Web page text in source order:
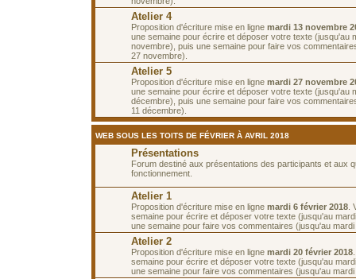
Atelier 4
Proposition d'écriture mise en ligne mardi 13 novembre
une semaine pour écrire et déposer votre texte (jusqu'au
novembre), puis une semaine pour faire vos
27 novembre).
Atelier 5
Proposition d'écriture mise en ligne mardi 27 novembre
une semaine pour écrire et déposer votre texte (jusqu'au
décembre), puis une semaine pour faire vos
11 décembre).
WEB SOUS LES TOITS DE FÉVRIER À AVRIL 2018
Présentations
Forum destiné aux présentations des participants et aux
fonctionnement.
Atelier 1
Proposition d'écriture mise en ligne mardi 6 février 2018
semaine pour écrire et déposer votre texte (jusqu'au
une semaine pour faire vos commentaires (jusqu'au
Atelier 2
Proposition d'écriture mise en ligne mardi 20 février 2018
semaine pour écrire et déposer votre texte (jusqu'au
une semaine pour faire vos commentaires (jusqu'au